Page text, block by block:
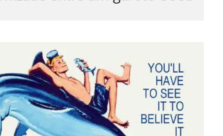
entre um garoto e seu